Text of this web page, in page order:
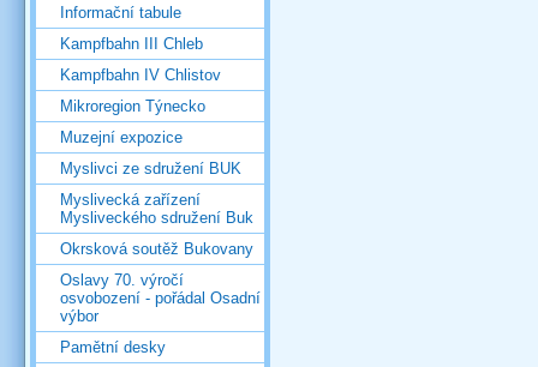
Informační tabule
Kampfbahn III Chleb
Kampfbahn IV Chlistov
Mikroregion Týnecko
Muzejní expozice
Myslivci ze sdružení BUK
Myslivecká zařízení
Mysliveckého sdružení Buk
Okrsková soutěž Bukovany
Oslavy 70. výročí
osvobození - pořádal Osadní
výbor
Pamětní desky